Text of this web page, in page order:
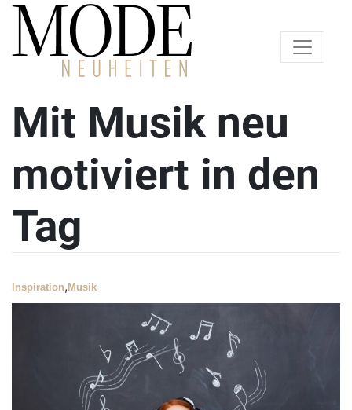
Mit Musik neu
motiviert in den
Tag
Inspiration, Musik